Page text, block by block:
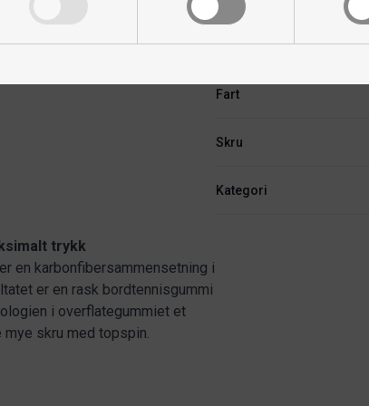
eksplosiv følelse ved balltreff.
noe som gjør denne
av fart og kontroll i det
trykk
en karbonfiber­sammensetning i
er en rask bordtennisgummi
i overflategummiet et
skru med topspin.
Varemerke
Fart
Skru
Kategori